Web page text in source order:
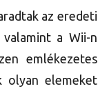
az eredeti
a Wii-n
emlékezetes
olyan elemeket